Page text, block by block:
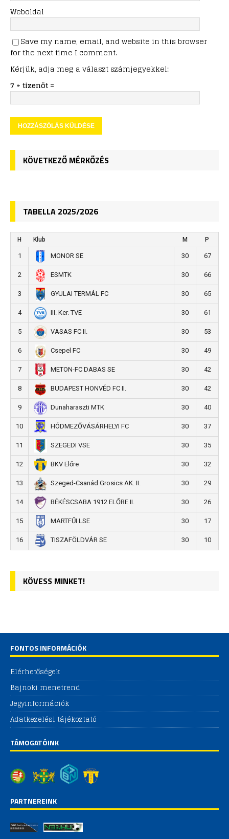
Weboldal
Save my name, email, and website in this browser
for the next time I comment.
Kérjük, adja meg a választ számjegyekkel:
7 + tizenöt =
KÖVETKEZŐ MÉRKŐZÉS
TABELLA 2025/2026
H Klub M P
1 MONOR SE 30 67
2 ESMTK 30 66
3 GYULAI TERMÁL FC 30 65
4 III. Ker. TVE 30 61
5 VASAS FC II. 30 53
6 Csepel FC 30 49
7 METON-FC DABAS SE 30 42
8 BUDAPEST HONVÉD FC II. 30 42
9 Dunaharaszti MTK 30 40
10 HÓDMEZŐVÁSÁRHELYI FC 30 37
11 SZEGEDI VSE 30 35
12 BKV Előre 30 32
13 Szeged-Csanád Grosics AK. II. 30 29
14 BÉKÉSCSABA 1912 ELŐRE II. 30 26
15 MARTFŰI LSE 30 17
16 TISZAFÖLDVÁR SE 30 10
KÖVESS MINKET!
FONTOS INFORMÁCIÓK
Elérhetőségek
Bajnoki menetrend
Jegyinformációk
Adatkezelési tájékoztató
TÁMOGATÓINK
PARTNEREINK